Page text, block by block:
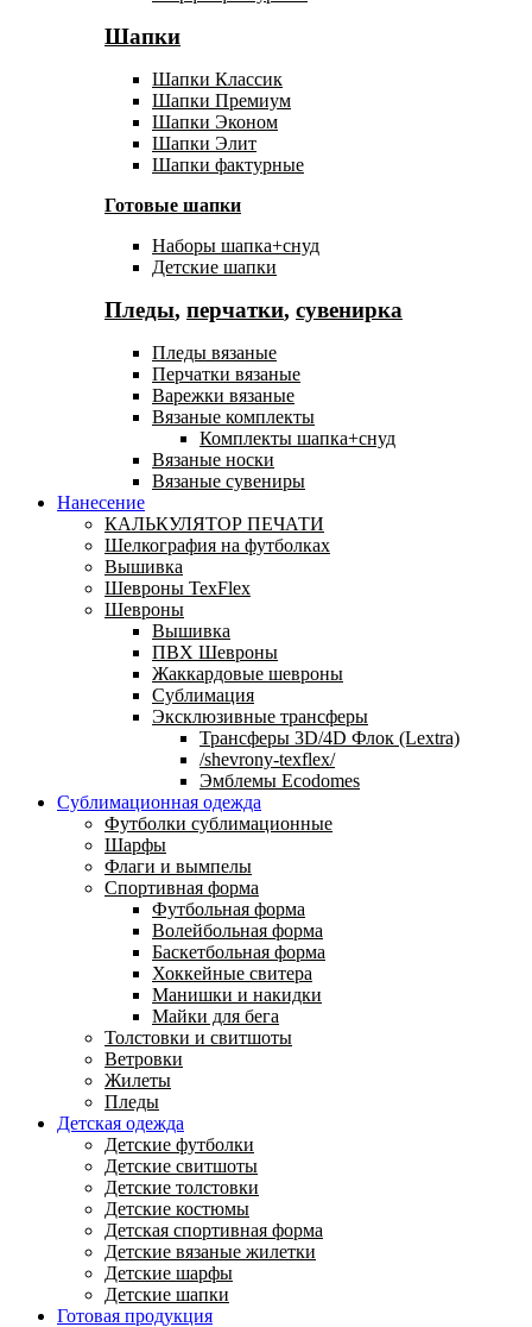
Шапки
Шапки Классик
Шапки Премиум
Шапки Эконом
Шапки Элит
Шапки фактурные
Готовые шапки
Наборы шапка+снуд
Детские шапки
Пледы, перчатки, сувенирка
Пледы вязаные
Перчатки вязаные
Варежки вязаные
Вязаные комплекты
Комплекты шапка+снуд
Вязаные носки
Вязаные сувениры
Нанесение
КАЛЬКУЛЯТОР ПЕЧАТИ
Шелкография на футболках
Вышивка
Шевроны TexFlex
Шевроны
Вышивка
ПВХ Шевроны
Жаккардовые шевроны
Сублимация
Эксклюзивные трансферы
Трансферы 3D/4D Флок (Lextra)
/shevrony-texflex/
Эмблемы Ecodomes
Сублимационная одежда
Футболки сублимационные
Шарфы
Флаги и вымпелы
Спортивная форма
Футбольная форма
Волейбольная форма
Баскетбольная форма
Хоккейные свитера
Манишки и накидки
Майки для бега
Толстовки и свитшоты
Ветровки
Жилеты
Пледы
Детская одежда
Детские футболки
Детские свитшоты
Детские толстовки
Детские костюмы
Детская спортивная форма
Детские вязаные жилетки
Детские шарфы
Детские шапки
Готовая продукция